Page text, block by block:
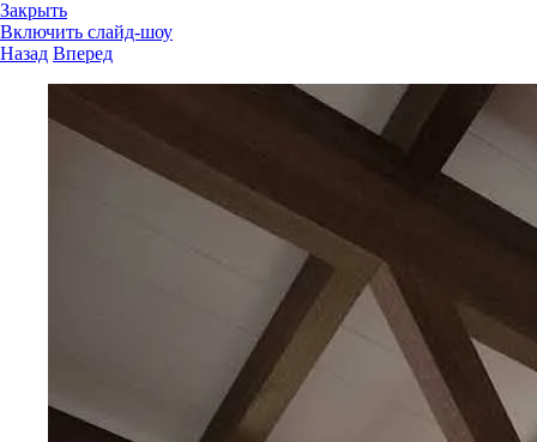
Закрыть
Включить слайд-шоу
Назад Вперед